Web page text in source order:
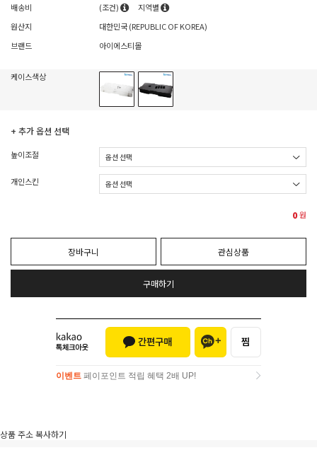
배송비
(조건)
지역별
원산지
대한민국 (REPUBLIC OF KOREA)
브랜드
아이에스티몰
케이스색상
+ 추가 옵션 선택
높이조절
개인스킨
0원
장바구니 관심상품
구매하기
이벤트 페이포인트 적립 혜택 2배 UP!
상품 주소 복사하기